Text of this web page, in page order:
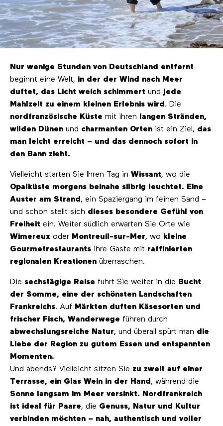
Nur wenige Stunden von Deutschland entfernt
beginnt eine Welt, in der der Wind nach Meer
duftet, das Licht weich schimmert und jede
Mahlzeit zu einem kleinen Erlebnis wird . Die
nordfranzösische Küste mit ihren
langen Stränden,
wilden Dünen und charmanten Orten ist ein Ziel, das
man leicht erreicht – und das dennoch sofort in
den Bann zieht.
Vielleicht starten Sie Ihren Tag in Wissant, wo die
Opalküste morgens beinahe silbrig leuchtet. Eine
Auster am Strand , ein Spaziergang im feinen Sand –
und schon stellt sich dieses besondere Gefühl von
Freiheit ein. Weiter südlich erwarten Sie Orte wie
Wimereux oder Montreuil-sur-Mer, wo kleine
Gourmetrestaurants ihre Gäste mit raffinierten
regionalen Kreationen überraschen.
Die sechstägige Reise führt Sie weiter in die Bucht
der Somme, eine der schönsten Landschaften
Frankreichs. Auf Märkten duften Käsesorten und
frischer Fisch, Wanderwege führen durch
abwechslungsreiche Natur, und überall spürt man die
Liebe der Region zu gutem Essen und entspannten
Momenten.
Und abends? Vielleicht sitzen Sie zu zweit auf einer
Terrasse, ein Glas Wein in der Hand , während die
Sonne langsam im Meer versinkt. Nordfrankreich
ist ideal für Paare, die Genuss, Natur und Kultur
verbinden möchten – nah, authentisch und voller